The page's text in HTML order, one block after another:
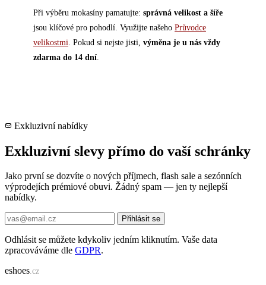
Při výběru mokasíny pamatujte: správná velikost a šíře
jsou klíčové pro pohodlí. Využijte našeho Průvodce
velikostmi . Pokud si nejste jisti, výměna je u nás vždy
zdarma do 14 dní
Exkluzivní nabídky
Exkluzivní slevy přímo do vaší schránky
Jako první se dozvíte o nových příjmech, flash sale a sezónních
výprodejích prémiové obuvi. Žádný spam — jen ty nejlepší
nabídky.
Přihlásit se
Odhlásit se můžete kdykoliv jedním kliknutím. Vaše data
zpracováváme dle GDPR.
eshoes.cz